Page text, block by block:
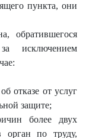
пункта, они
обратившегося
исключением
отказе от услуг
защите;
более двух
орган по труду,